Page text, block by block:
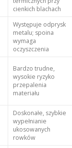
cienkich blachach
Występuje odprysk
metalu; spoina
wymaga
oczyszczenia
Bardzo trudne,
wysokie ryzyko
przepalenia
materiału
Doskonałe, szybkie
wypełnianie
ukosowanych
rowków